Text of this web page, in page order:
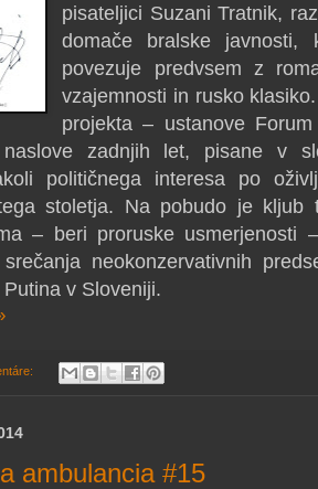
pisateljici Suzani Tratnik,
domače bralske javnosti,
povezuje predvsem z
vzajemnosti in rusko
projekta – ustanove
naslove zadnjih let, pisane v
političnega interesa po
stoletja. Na pobudo je kljub
– beri proruske usmerjenosti
neokonzervativnih
v Sloveniji.
ambulancia #15